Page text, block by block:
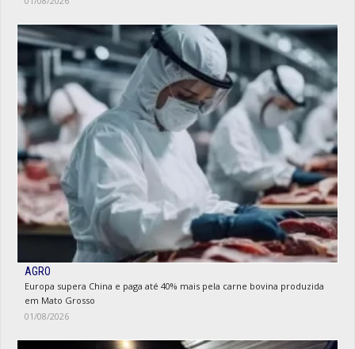
AGRO
Europa supera China e paga até 40% mais pela carne bovina produzida
em Mato Grosso
01/08/2026